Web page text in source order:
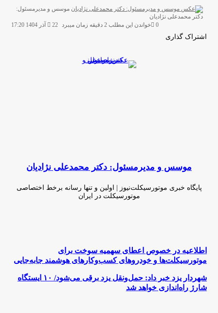
موسس و مدیرمسئول:
دکتر محمدعلی نژادیانارسال
ایمیل
22 آذر 1404 17:20 0 خواندن این مطلب 2 دقیقه زمان میبرد
اشتراک گذاری
موسس و مدیرمسئول: دکتر محمدعلی نژادیان
پایگاه خبری موتورسیکلت‌نیوز | اولین و تنها رسانه برخط اختصاصی
موتورسیکلت در ایران
اطلاعیه
خصوص
اعطای
سهمیه
سوخت
اطلاعیه در خصوص اعطای سهمیه سوخت برای
موتورسیکلت‌ها و خودروهای کسب‌وکارهای هوشمند جابه‌جایی
شهردار
یزد
خبر
شهردار یزد خبر داد: حمل‌ونقل یزد برقی می‌شود/ ۱۰ ایستگاه
شارژ راه‌اندازی خواهد شد